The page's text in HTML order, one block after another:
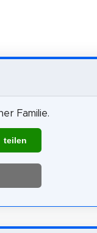
Familie.
teilen